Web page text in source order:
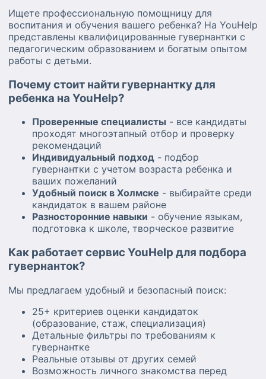
Ищете профессиональную помощницу для
воспитания и обучения вашего ребенка? На YouHelp
представлены квалифицированные гувернантки с
педагогическим образованием и богатым опытом
работы с детьми.
Почему стоит найти гувернантку для
ребенка на YouHelp?
Проверенные специалисты - все кандидаты
проходят многоэтапный отбор и проверку
рекомендаций
Индивидуальный подход - подбор
гувернантки с учетом возраста ребенка и
ваших пожеланий
Удобный поиск в Холмске - выбирайте среди
кандидаток в вашем районе
Разносторонние навыки - обучение языкам,
подготовка к школе, творческое развитие
Как работает сервис YouHelp для подбора
гувернанток?
Мы предлагаем удобный и безопасный поиск:
25+ критериев оценки кандидаток
(образование, стаж, специализация)
Детальные фильтры по требованиям к
гувернантке
Реальные отзывы от других семей
Возможность личного знакомства перед